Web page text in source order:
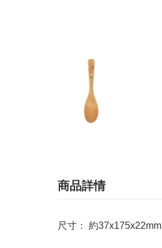
商品詳情
尺寸： 約37x175x22mm